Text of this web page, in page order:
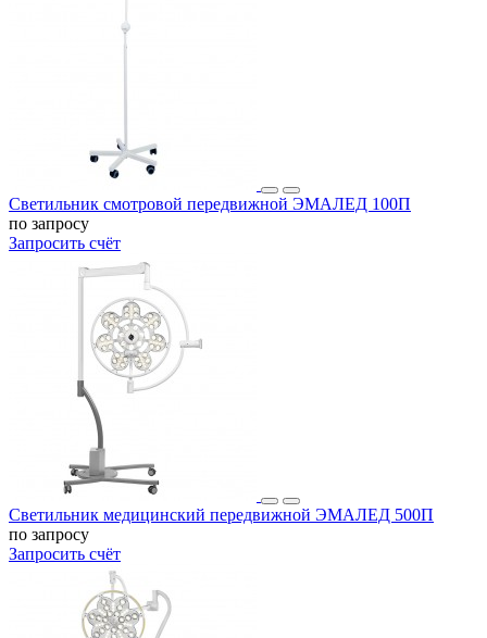
Светильник смотровой передвижной ЭМАЛЕД 100П
по запросу
Запросить счёт
Светильник медицинский передвижной ЭМАЛЕД 500П
по запросу
Запросить счёт